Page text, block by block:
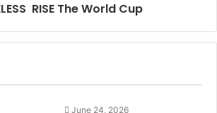
RISE The World Cup
June 24, 2026